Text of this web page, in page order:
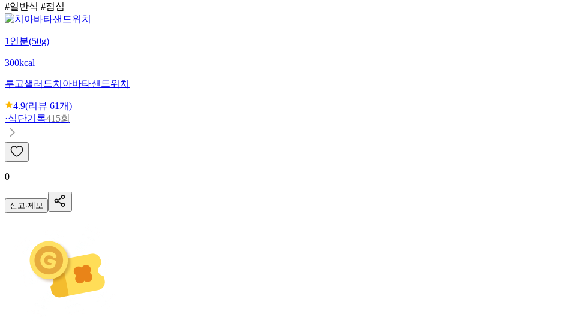
#일반식 #점심
1인분(50g)
300kcal
투고샐러드치아바타샌드위치
4.9(리뷰 61개)
·식단기록415회
0
신고·제보